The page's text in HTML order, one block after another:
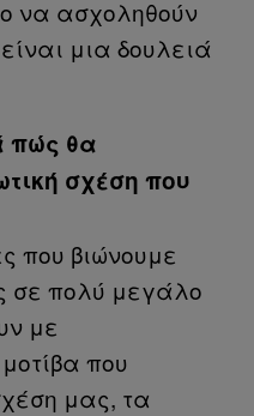
να ασχοληθούν
μια δουλειά
πώς θα
σχέση που
που βιώνουμε
σε πολύ μεγάλο
με
που
μας, τα